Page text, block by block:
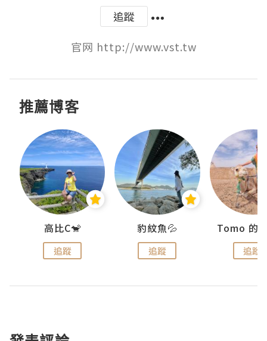
追蹤
官网 http://www.vst.tw
推薦博客
高比C🐒
追蹤
豹紋魚💦
追蹤 追蹤